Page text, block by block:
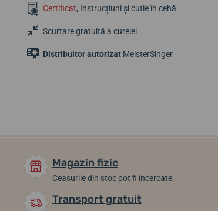
Certificat, Instrucțiuni și cutie în cehă
Scurtare gratuită a curelei
Distribuitor autorizat MeisterSinger
8 877,79 lei
Până în 10 zile
12 025,18 lei
Până în 10 zile
Magazin fizic
Ceasurile din stoc pot fi încercate.
Transport gratuit